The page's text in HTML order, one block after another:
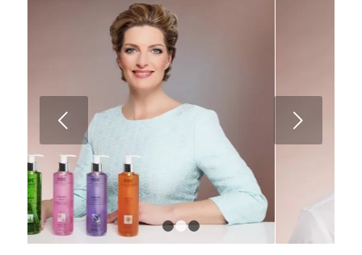
Weiter